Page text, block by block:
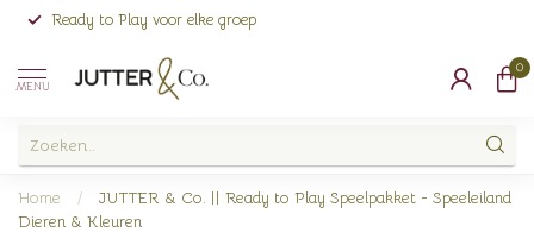
Ready to Play voor elke groep
MENU
0
Home /
JUTTER & Co. || Ready to Play Speelpakket - Speeleiland
Dieren & Kleuren